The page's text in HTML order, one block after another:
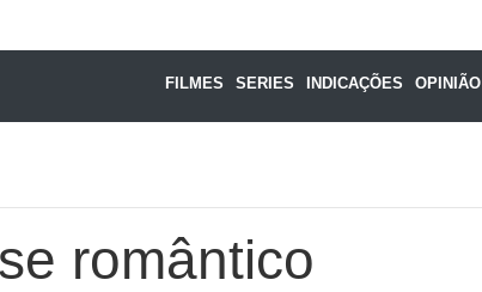
FILMES SERIES INDICAÇÕES OPINIÃO
romântico